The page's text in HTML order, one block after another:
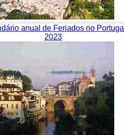
anual de Feriados no Portugal
2023